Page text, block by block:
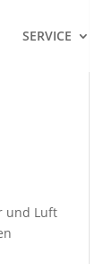
SERVICE
und Luft